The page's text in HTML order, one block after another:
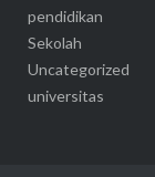
pendidikan
Sekolah
Uncategorized
universitas